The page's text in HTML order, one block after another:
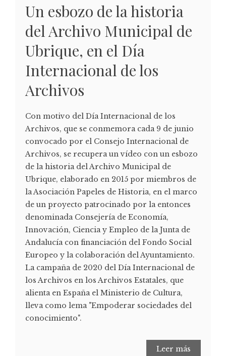
Un esbozo de la historia
del Archivo Municipal de
Ubrique, en el Día
Internacional de los
Archivos
Con motivo del Día Internacional de los
Archivos, que se conmemora cada 9 de junio
convocado por el Consejo Internacional de
Archivos, se recupera un vídeo con un esbozo
de la historia del Archivo Municipal de
Ubrique, elaborado en 2015 por miembros de
la Asociación Papeles de Historia, en el marco
de un proyecto patrocinado por la entonces
denominada Consejería de Economía,
Innovación, Ciencia y Empleo de la Junta de
Andalucía con financiación del Fondo Social
Europeo y la colaboración del Ayuntamiento.
La campaña de 2020 del Día Internacional de
los Archivos en los Archivos Estatales, que
alienta en España el Ministerio de Cultura,
lleva como lema "Empoderar sociedades del
conocimiento".
Leer más